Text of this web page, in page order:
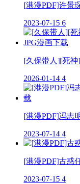
[港漫PDF]许景
2023-07-15 6
[久保带人][死
2026-01-14 4
[港漫PDF]冯志
2023-07-14 4
[港漫PDF]古惑
2023-07-15 4